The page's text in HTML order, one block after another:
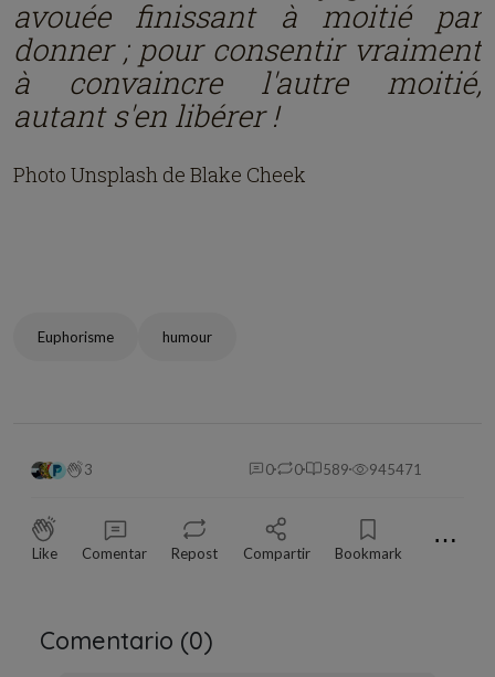
avouée finissant à moitié par
donner ; pour consentir vraiment
à convaincre l'autre moitié,
autant s'en libérer !
Photo Unsplash de Blake Cheek
Euphorisme humour
3 0 0 589 945471
Like Comentar Repost Compartir Bookmark ⋯
Comentario (0)